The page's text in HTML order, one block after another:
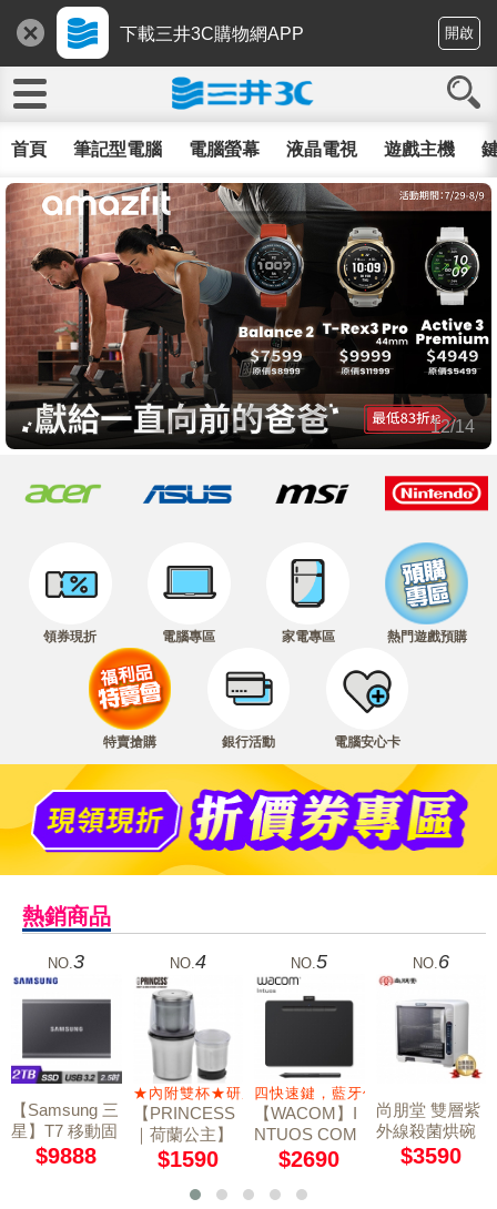
下載三井3C購物網APP 開啟
首頁 筆記型電腦 電腦螢幕 液晶電視 遊戲主機
12/14
領券現折 電腦專區 家電專區 熱門遊戲預購
特賣搶購 銀行活動 電腦安心卡
熱銷商品
NO.3
【Samsung 三
星】T7 移動固
態硬碟 外接SS
$9888
NO. 4
★內附雙杯★研磨杯/蔬果切碎杯
【PRINCESS
｜荷蘭公主】
不鏽鋼乾溼研
221030
$1590
NO.5
四快速鍵，藍牙傳輸功能
【WACOM】I
NTUOS COM
FORT SMALL
繪圖板 CTL-41
00WL 藍牙版
$2690
NO. 6
尚朋堂 雙層紫
外線殺菌烘碗
機SD-2588
$3590